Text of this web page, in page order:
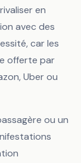
en
avec des
car les
offerte par
Uber ou
ou un